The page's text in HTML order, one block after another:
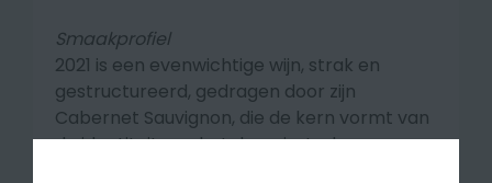
Smaakprofiel
2021 is een evenwichtige wijn, strak en
gestructureerd, gedragen door zijn
Cabernet Sauvignon, die de kern vormt van
de identiteit van het domein. In de neus